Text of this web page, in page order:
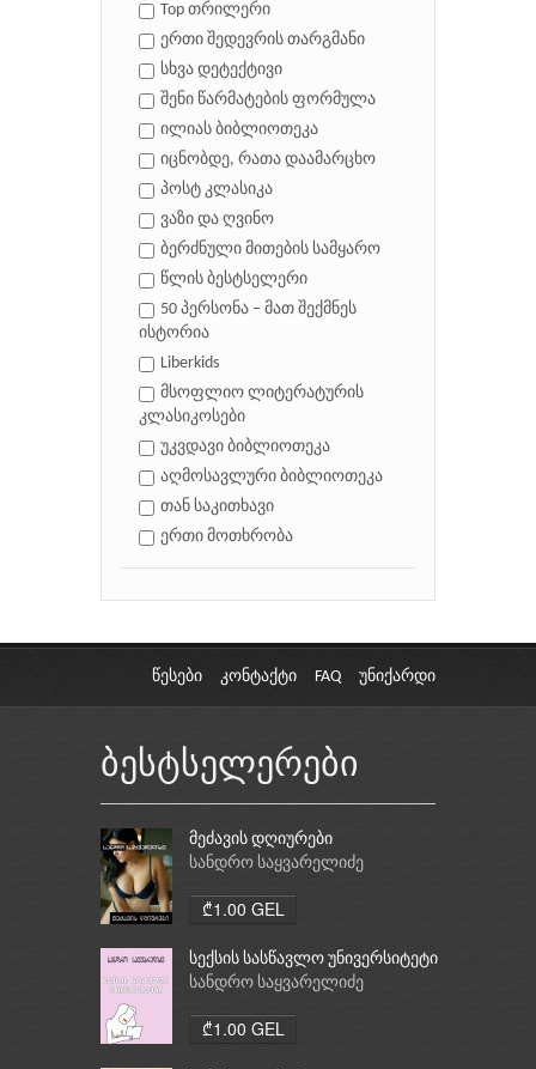
Top თრილერი
ერთი შედევრის თარგმანი
სხვა დეტექტივი
შენი წარმატების ფორმულა
ილიას ბიბლიოთეკა
იცნობდე, რათა დაამარცხო
პოსტ კლასიკა
ვაზი და ღვინო
ბერძნული მითების სამყარო
წლის ბესტსელერი
50 პერსონა – მათ შექმნეს
ისტორია
Liberkids
მსოფლიო ლიტერატურის
კლასიკოსები
უკვდავი ბიბლიოთეკა
აღმოსავლური ბიბლიოთეკა
თან საკითხავი
ერთი მოთხრობა
წესები კონტაქტი FAQ უნიქარდი
ბესტსელერები
მეძავის დღიურები
სანდრო საყვარელიძე
₾1.00 GEL
სექსის სასწავლო უნივერსიტეტი
სანდრო საყვარელიძე
₾1.00 GEL